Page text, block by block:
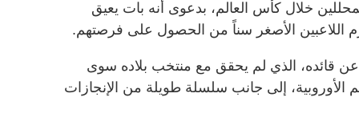
خلال كأس العالم، بدعوى أنه بات يعيق
اللاعبين الأصغر سناً من الحصول على فرصتهم.
عن قائده، الذي لم يحقق مع منتخب بلاده سوى
الأوروبية، إلى جانب سلسلة طويلة من الإنجازات